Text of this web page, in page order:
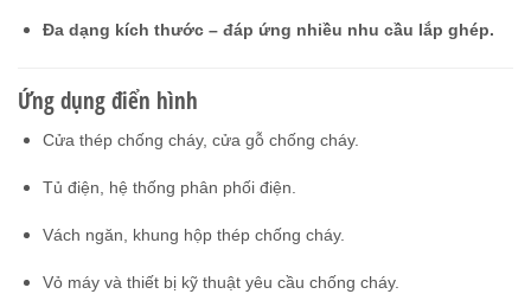
Đa dạng kích thước – đáp ứng nhiều nhu cầu lắp ghép.
Ứng dụng điển hình
Cửa thép chống cháy, cửa gỗ chống cháy.
Tủ điện, hệ thống phân phối điện.
Vách ngăn, khung hộp thép chống cháy.
Vỏ máy và thiết bị kỹ thuật yêu cầu chống cháy.